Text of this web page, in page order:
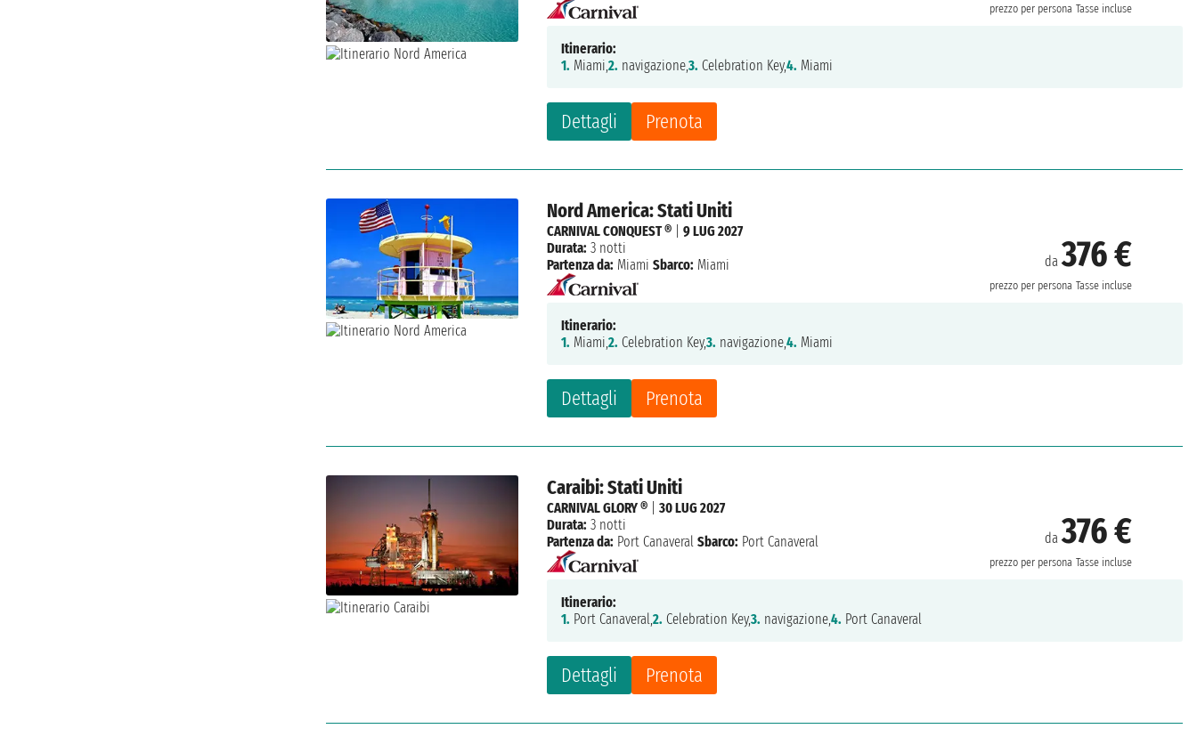
prezzo per persona Tasse incluse
Dettagli Prenota
Itinerario:
1. Miami,2. navigazione,3. Celebration Key,4. Miami
Nord America: Stati Uniti
da376 €
prezzo per persona Tasse incluse
Dettagli Prenota
CARNIVAL CONQUEST ® |9 LUG 2027
Durata: 3 notti
Partenza da: Miami Sbarco: Miami
Itinerario:
1. Miami,2. Celebration Key,3. navigazione,4. Miami
Caraibi: Stati Uniti
da376 €
prezzo per persona Tasse incluse
Dettagli Prenota
CARNIVAL GLORY ® |30 LUG 2027
Durata: 3 notti
Partenza da: Port Canaveral Sbarco: Port Canaveral
Itinerario:
1. Port Canaveral,2. Celebration Key,3. navigazione,4. Port Canaveral